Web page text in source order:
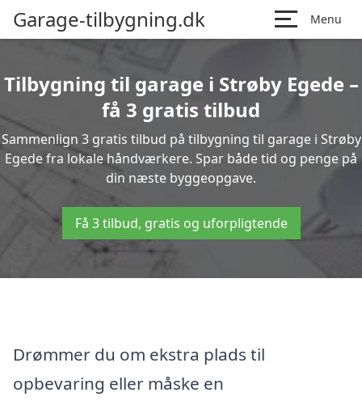
Garage-tilbygning.dk Menu
Tilbygning til garage i Strøby Egede –
få 3 gratis tilbud
Sammenlign 3 gratis tilbud på tilbygning til garage i Strøby
Egede fra lokale håndværkere. Spar både tid og penge på
din næste byggeopgave.
Få 3 tilbud, gratis og uforpligtende
Drømmer du om ekstra plads til
opbevaring eller måske en